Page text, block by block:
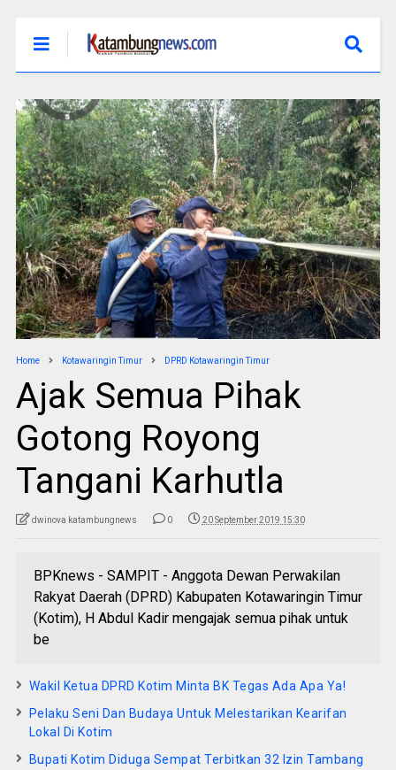
Home Kotawaringin Timur DPRD Kotawaringin Timur
Ajak Semua Pihak
Gotong Royong
Tangani Karhutla
dwinova katambungnews 0 20 September 2019 15:30
BPKnews - SAMPIT - Anggota Dewan Perwakilan
Rakyat Daerah (DPRD) Kabupaten Kotawaringin Timur
(Kotim), H Abdul Kadir mengajak semua pihak untuk
be
Wakil Ketua DPRD Kotim Minta BK Tegas Ada Apa Ya!
Pelaku Seni Dan Budaya Untuk Melestarikan Kearifan
Lokal Di Kotim
Bupati Kotim Diduga Sempat Terbitkan 32 Izin Tambang